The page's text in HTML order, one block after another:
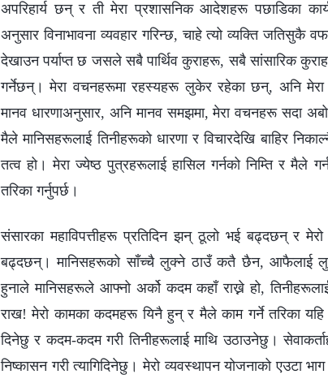
अपरिहार्य छन् र ती मेरा प्रशासनिक आदेशहरू पछाडिका
अनुसार विनाभावना व्यवहार गरिन्छ, चाहे त्यो व्यक्ति जतिसुकै
देखाउन पर्याप्त छ जसले सबै पार्थिव कुराहरू, सबै सांसारिक
गर्नेछन्। मेरा वचनहरूमा रहस्यहरू लुकेर रहेका छन्, अनि
मानव धारणाअनुसार, अनि मानव समझमा, मेरा वचनहरू सदा
मैले मानिसहरूलाई तिनीहरूको धारणा र विचारदेखि बाहिर
तत्व हो। मेरा ज्येष्ठ पुत्रहरूलाई हासिल गर्नको निम्ति र मैले
तरिका गर्नुपर्छ।
संसारका महाविपत्तीहरू प्रतिदिन झन् ठूलो भई बढ्दछन् र
बढ्दछन्। मानिसहरूको साँच्चै लुक्ने ठाउँ कतै छैन, आफैलाई
हुनाले मानिसहरूले आफ्नो अर्को कदम कहाँ राख्ने हो,
राख! मेरो कामका कदमहरू यिनै हुन् र मैले काम गर्ने तरिका
दिनेछु र कदम-कदम गरी तिनीहरूलाई माथि उठाउनेछु।
निष्कासन गरी त्यागिदिनेछु। मेरो व्यवस्थापन योजनाको एउटा